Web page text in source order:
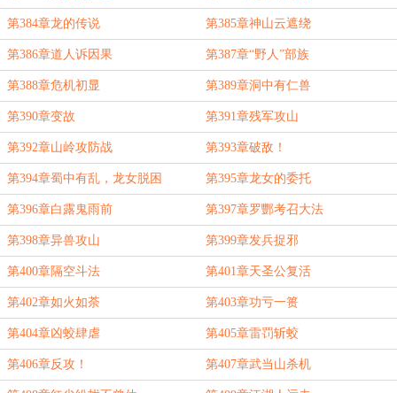
第384章龙的传说 第385章神山云遮绕
第386章道人诉因果 第387章“野人”部族
第388章危机初显 第389章洞中有仁兽
第390章变故 第391章残军攻山
第392章山岭攻防战 第393章破敌！
第394章蜀中有乱，龙女脱困 第395章龙女的委托
第396章白露鬼雨前 第397章罗酆考召大法
第398章异兽攻山 第399章发兵捉邪
第400章隔空斗法 第401章天圣公复活
第402章如火如荼 第403章功亏一篑
第404章凶蛟肆虐 第405章雷罚斩蛟
第406章反攻！ 第407章武当山杀机